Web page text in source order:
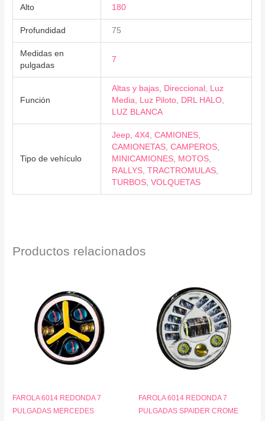
Alto 180
Profundidad 75
Medidas en
pulgadas
7
Función
Altas y bajas, Direccional , Luz
Media, Luz Piloto, DRL HALO,
LUZ BLANCA
Tipo de vehículo
Jeep,4X4,CAMIONES,
CAMIONETAS,CAMPEROS,
MINICAMIONES, MOTOS,
RALLYS,TRACTROMULAS,
TURBOS,VOLQUETAS
Productos relacionados
FAROLA 6014 REDONDA 7
PULGADAS MERCEDES
FAROLA 6014 REDONDA 7
PULGADAS SPAIDER CROME